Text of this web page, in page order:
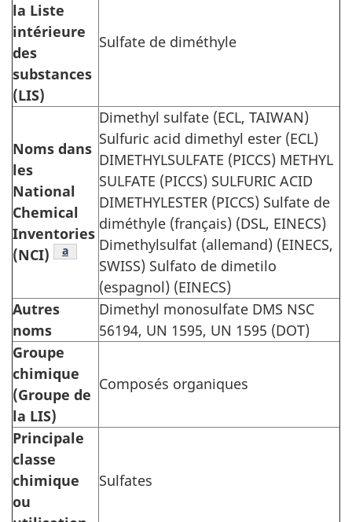
la Liste
intérieure
des
substances
(LIS)
Sulfate de diméthyle
Noms dans
les
National
Chemical
Inventories
(NCI)
Note de bas de tableau
a
Dimethyl sulfate (ECL, TAIWAN)
Sulfuric acid dimethyl ester (ECL)
DIMETHYLSULFATE (PICCS) METHYL
SULFATE (PICCS) SULFURIC ACID
DIMETHYLESTER (PICCS) Sulfate de
diméthyle (français) (DSL, EINECS)
Dimethylsulfat (allemand) (EINECS,
SWISS) Sulfato de dimetilo
(espagnol) (EINECS)
Autres
noms
Dimethyl monosulfate DMS NSC
56194, UN 1595, UN 1595 (DOT)
Groupe
chimique
(Groupe de
la LIS)
Composés organiques
Principale
classe
chimique
ou
Sulfates